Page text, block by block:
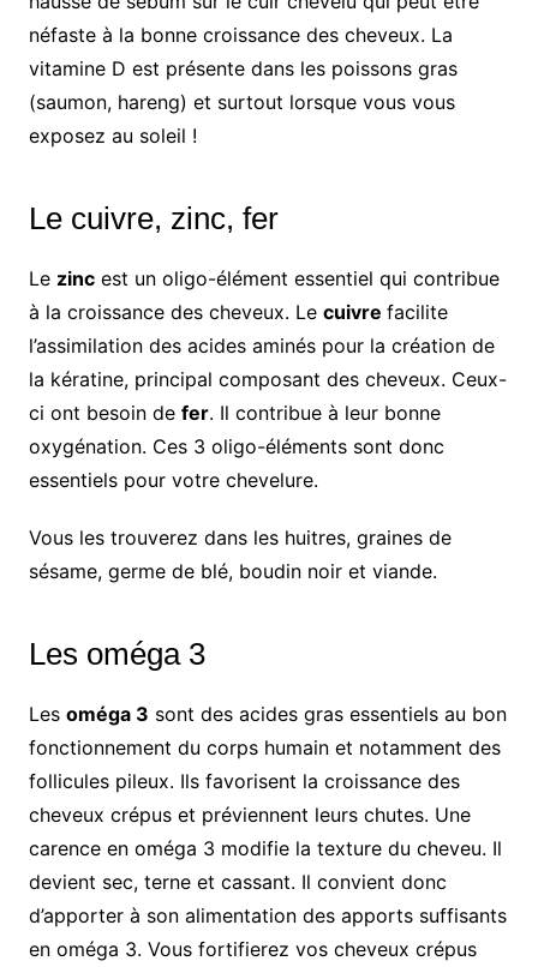
néfaste à la bonne croissance des cheveux. La
vitamine D est présente dans les poissons gras
(saumon, hareng) et surtout lorsque vous vous
exposez au soleil !
Le cuivre, zinc, fer
Le zincest un oligo-élément essentiel qui contribue
à la croissance des cheveux. Le cuivre facilite
l’assimilation des acides aminés pour la création de
la kératine, principal composant des cheveux. Ceux-
ci ont besoin de fer. Il contribue à leur bonne
oxygénation. Ces 3 oligo-éléments sont donc
essentiels pour votre chevelure.
Vous les trouverez dans les huitres, graines de
sésame, germe de blé, boudin noir et viande.
Les oméga 3
Les oméga 3 sont des acides gras essentiels au bon
fonctionnement du corps humain et notamment des
follicules pileux. Ils favorisent la croissance des
cheveux crépus et préviennent leurs chutes. Une
carence en oméga 3 modifie la texture du cheveu. Il
devient sec, terne et cassant. Il convient donc
d’apporter à son alimentation des apports suffisants
en oméga 3. Vous fortifierez vos cheveux crépus